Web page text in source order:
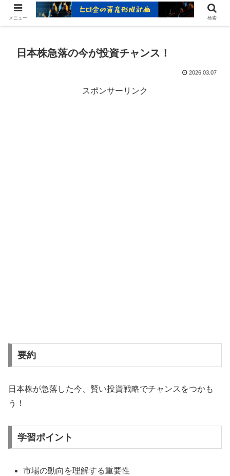
ヒロ金の資産形成レシピ：賢いお金の増やし方
日本株急落の今が投資チャンス！
2026.03.07
スポンサーリンク
要約
日本株が急落した今、賢い投資戦略でチャンスをつかも
う！
学習ポイント
市場の動向を理解する重要性
メニュー 検索